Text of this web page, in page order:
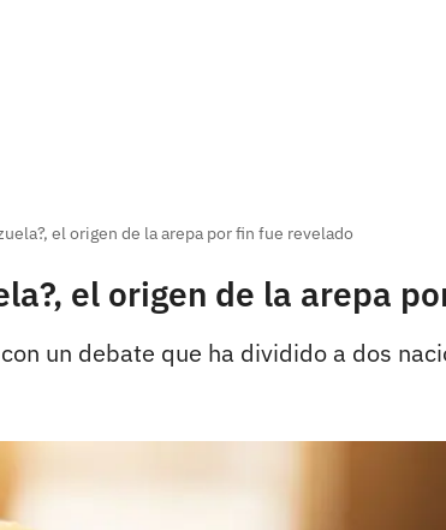
el origen de la arepa por fin fue revelado
el origen de la arepa
un debate que ha dividido a dos